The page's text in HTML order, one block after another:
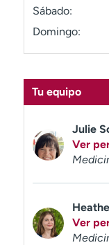
Sábado:
Domingo:
Tu equipo
Julie
Ver
Ver